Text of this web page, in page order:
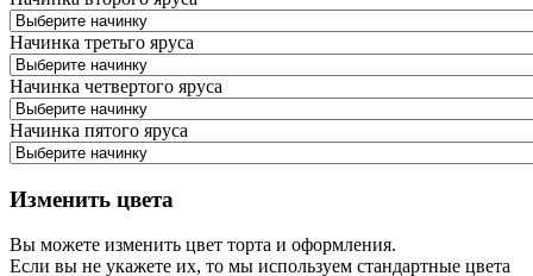
Начинка третьго яруса
Начинка четвертого яруса
Начинка пятого яруса
Изменить цвета
Вы можете изменить цвет торта и оформления.
Если вы не укажете их, то мы используем стандартные цвета